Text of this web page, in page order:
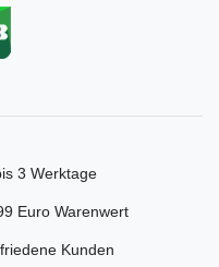
3 Werktage
Euro Warenwert
Kunden